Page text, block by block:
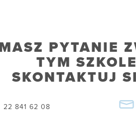
PYTANIE
TYM
SKONTAKTUJ
22 841 62 08